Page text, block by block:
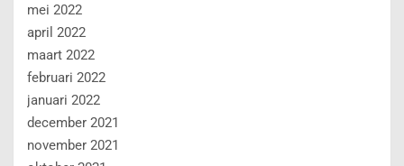
mei 2022
april 2022
maart 2022
februari 2022
januari 2022
december 2021
november 2021